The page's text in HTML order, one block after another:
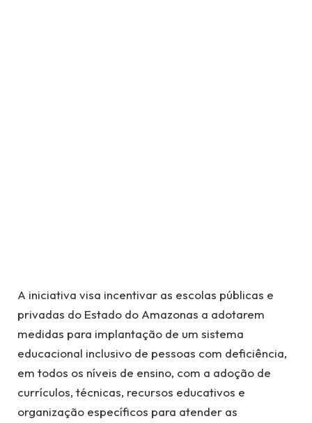
A iniciativa visa incentivar as escolas públicas e
privadas do Estado do Amazonas a adotarem
medidas para implantação de um sistema
educacional inclusivo de pessoas com deficiência,
em todos os níveis de ensino, com a adoção de
currículos, técnicas, recursos educativos e
organização específicos para atender as